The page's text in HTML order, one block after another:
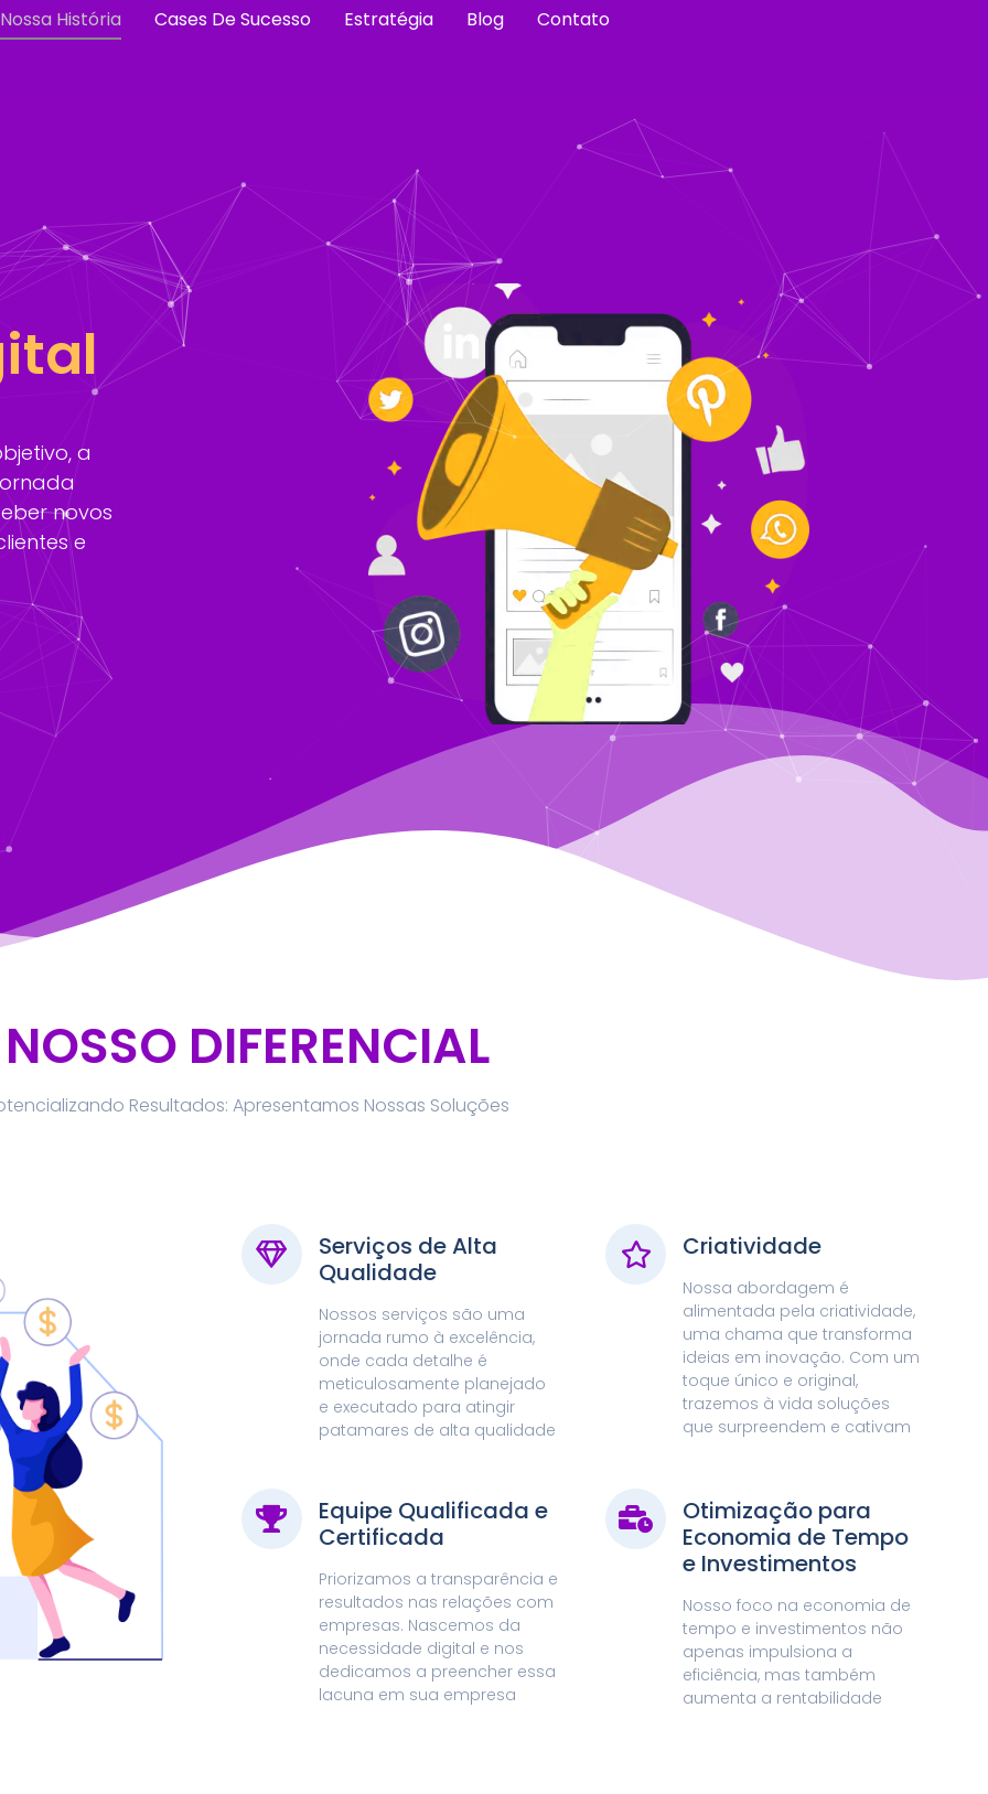
Nossa História Cases De Sucesso Estratégia Blog Contato
a
novos
e
NOSSO DIFERENCIAL
Resultados: Apresentamos Nossas Soluções
Serviços de Alta
Qualidade
Nossos serviços são uma
jornada rumo à excelência,
onde cada detalhe é
meticulosamente planejado
e executado para atingir
patamares de alta qualidade
Criatividade
Nossa abordagem é
alimentada pela criatividade,
uma chama que transforma
ideias em inovação. Com um
toque único e original,
trazemos à vida soluções
que surpreendem e cativam
Equipe Qualificada e
Certificada
Priorizamos a transparência e
resultados nas relações com
empresas. Nascemos da
necessidade digital e nos
dedicamos a preencher essa
lacuna em sua empresa
Otimização para
Economia de Tempo
e Investimentos
Nosso foco na economia de
tempo e investimentos não
apenas impulsiona a
eficiência, mas também
aumenta a rentabilidade